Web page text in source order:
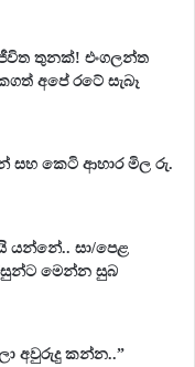
ජීවිත තුනක්! එංගලන්ත
අපේ රටේ සැබෑ
සහ කෙටි ආහාර මිල රු.
යන්නේ.. සා/පෙළ
මෙන්න සුබ
අවුරුදු කන්න..”